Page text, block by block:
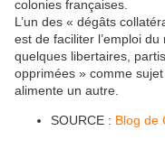
colonies françaises.
L’un des « dégâts
est de faciliter l’emploi
quelques libertaires,
opprimées » comme
alimente un autre.
SOURCE : Blog de